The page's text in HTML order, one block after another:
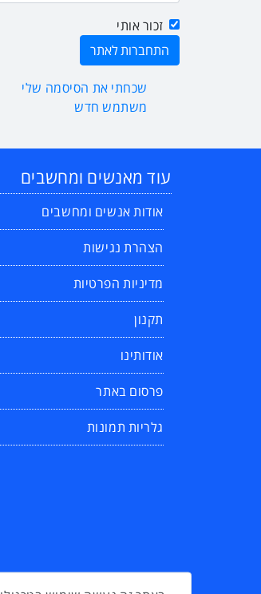
זכור אותי
שכחתי את הסיסמה שלי
משתמש חדש
עוד מאנשים ומחשבים
אודות אנשים ומחשבים
הצהרת נגישות
מדיניות הפרטיות
תקנון
אודותינו
פרסום באתר
גלריות תמונות